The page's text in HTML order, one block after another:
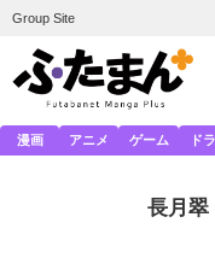
Group Site
漫画 アニメ ゲーム ド
長月翠